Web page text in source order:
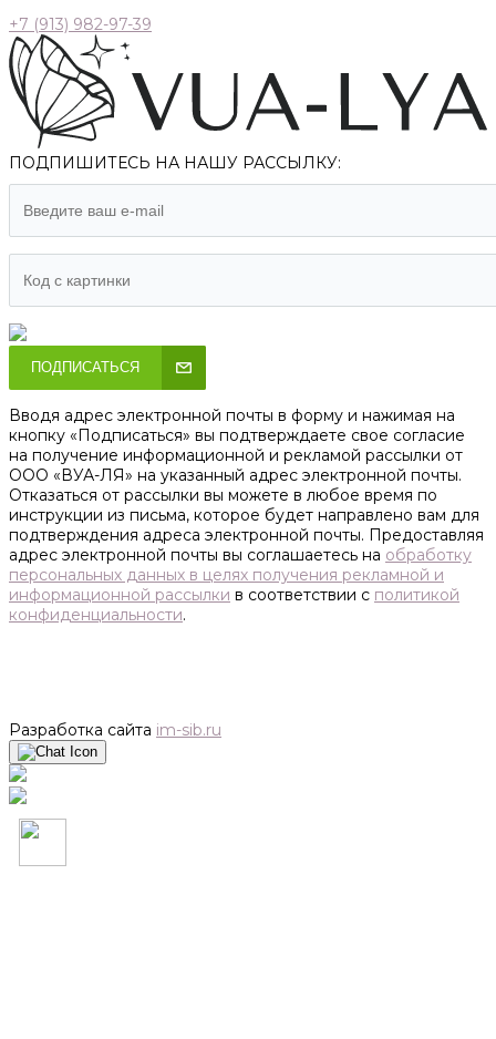
+7 (913) 982-97-39
ПОДПИШИТЕСЬ НА НАШУ РАССЫЛКУ:
ПОДПИСАТЬСЯ
Вводя адрес электронной почты в форму и нажимая на
кнопку «Подписаться» вы подтверждаете свое согласие
на получение информационной и рекламой рассылки от
ООО «ВУА-ЛЯ» на указанный адрес электронной почты.
Отказаться от рассылки вы можете в любое время по
инструкции из письма, которое будет направлено вам для
подтверждения адреса электронной почты. Предоставляя
адрес электронной почты вы соглашаетесь на обработку
персональных данных в целях получения рекламной и
информационной рассылки в соответствии с политикой
конфиденциальности.
Разработка сайта im-sib.ru